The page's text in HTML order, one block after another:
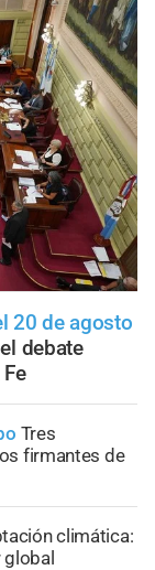
20 de agosto
debate
Tres
firmantes de
climática:
global